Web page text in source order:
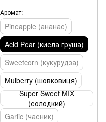
Аромат:
Pineapple (ананас)
Acid Pear (кисла груша)
Sweetcorn (кукурудза)
Mulberry (шовковиця)
Super Sweet MIX
(солодкий)
Garlic (часник)